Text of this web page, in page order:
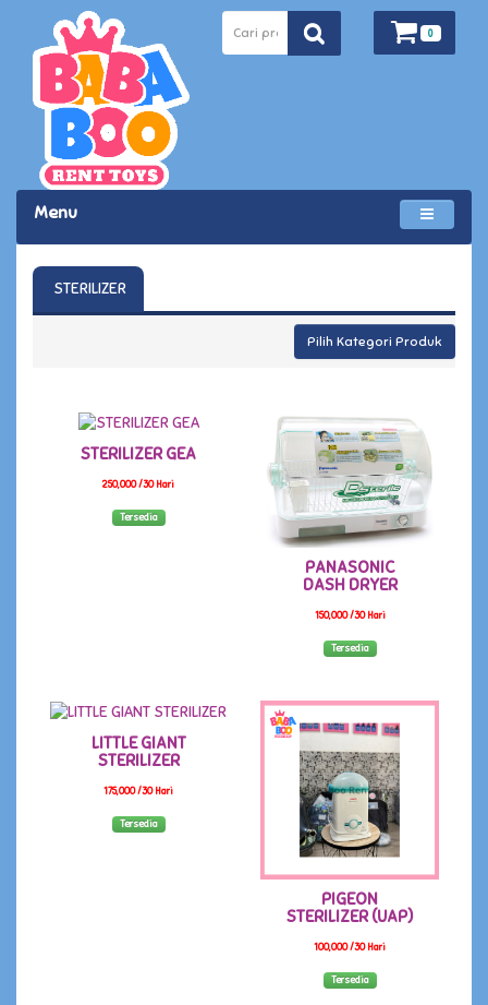
0
Menu
STERILIZER
Pilih Kategori Produk
STERILIZER GEA
250,000 /30 Hari
Tersedia
PANASONIC
DASH DRYER
150,000 /30 Hari
Tersedia
LITTLE GIANT
STERILIZER
175,000 /30 Hari
Tersedia
PIGEON
STERILIZER (UAP)
100,000 /30 Hari
Tersedia